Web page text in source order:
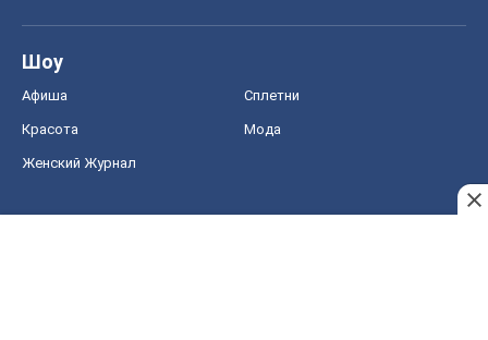
Шоу
Афиша Сплетни
Красота Мода
Женский Журнал